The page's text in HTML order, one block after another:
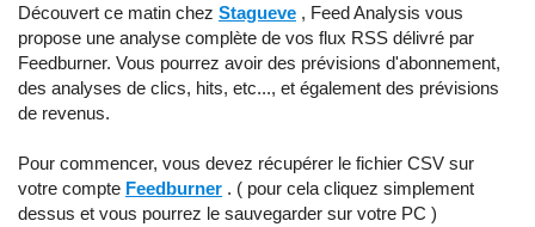
Découvert ce matin chez Stagueve , Feed Analysis vous
propose une analyse complète de vos flux RSS délivré par
Feedburner. Vous pourrez avoir des prévisions d'abonnement,
des analyses de clics, hits, etc..., et également des prévisions
de revenus.
Pour commencer, vous devez récupérer le fichier CSV sur
votre compte Feedburner . ( pour cela cliquez simplement
dessus et vous pourrez le sauvegarder sur votre PC )